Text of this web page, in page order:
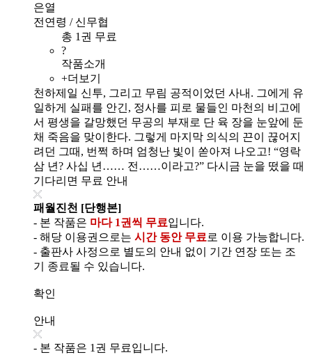
은열
전연령 / 신무협
총 1권 무료
?
작품소개
+더보기
천하제일 신투, 그리고 무림 공적이었던 사내. 그에게 유
일하게 실패를 안긴, 정사를 피로 물들인 마천의 비고에
서 평생을 갈망했던 무공의 부재로 단 육 장을 눈앞에 둔
채 죽음을 맞이한다. 그렇게 마지막 의식의 끈이 끊어지
려던 그때, 번쩍 하며 엄청난 빛이 쏟아져 나오고! “영락
삼 년? 사십 년…… 전……이라고?” 다시금 눈을 떴을 때
기다리면 무료 안내
패월진천 [단행본]
- 본 작품은 마다 1권씩 무료입니다.
- 해당 이용권으로는 시간 동안 무료 로 이용 가능합니다.
- 출판사 사정으로 별도의 안내 없이 기간 연장 또는 조
기 종료될 수 있습니다.
확인
안내
- 본 작품은 1권 무료입니다.